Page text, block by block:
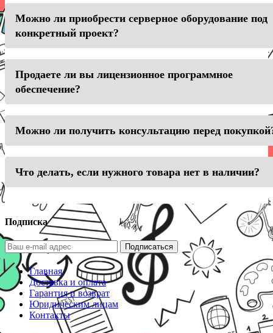
Можно ли приобрести серверное оборудование под
конкретный проект?
Продаете ли вы лицензионное программное
обеспечение?
Можно ли получить консультацию перед
Что делать, если нужного товара нет в наличии?
Подписка
Подписаться
Главная
Доставка и оплата
Гарантия и возврат
Юридическим лицам
Контакты